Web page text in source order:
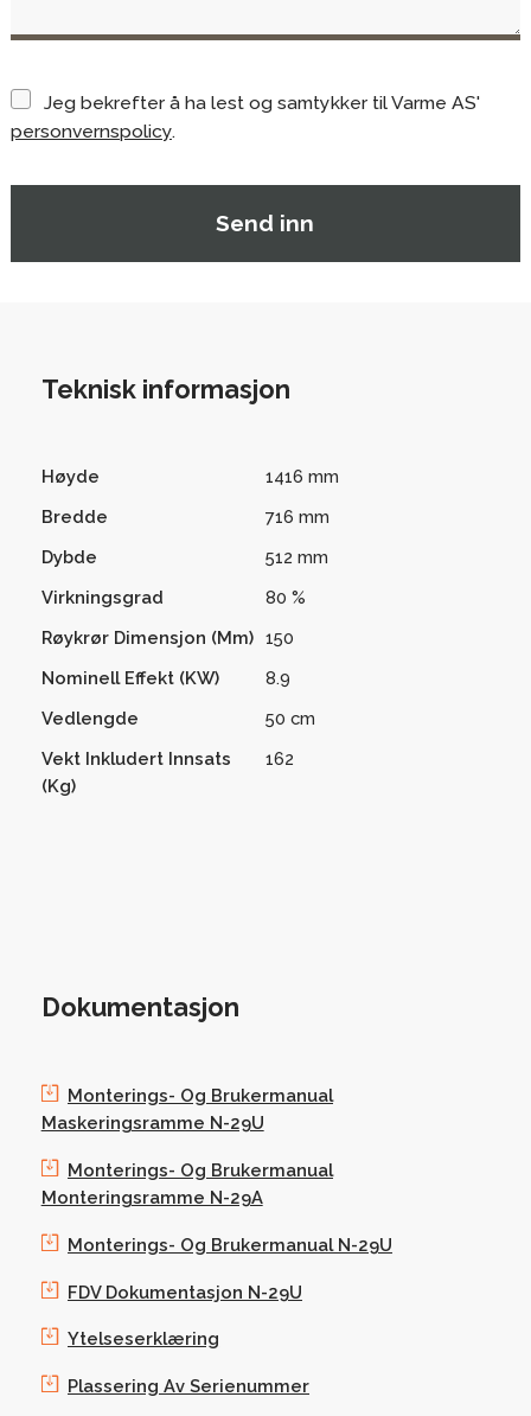
Jeg bekrefter å ha lest og samtykker til Varme AS'
personvernspolicy.
Teknisk informasjon
Høyde 1416 mm
Bredde 716 mm
Dybde 512 mm
Virkningsgrad 80 %
Røykrør Dimensjon (mm) 150
Nominell Effekt (kW) 8.9
Vedlengde 50 cm
Vekt Inkludert Innsats
(kg)
162
Dokumentasjon
Monterings- Og Brukermanual
Maskeringsramme N-29U
Monterings- Og Brukermanual
Monteringsramme N-29A
Monterings- Og Brukermanual N-29U
FDV Dokumentasjon N-29U
Ytelseserklæring
Plassering Av Serienummer